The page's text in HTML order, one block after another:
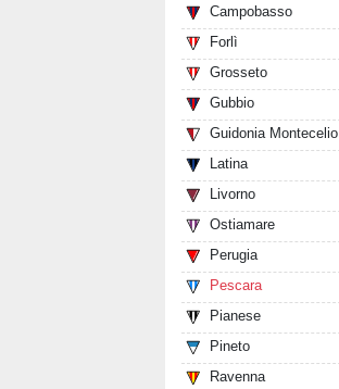
Campobasso
Forlì
Grosseto
Gubbio
Guidonia Montecelio
Latina
Livorno
Ostiamare
Perugia
Pescara
Pianese
Pineto
Ravenna